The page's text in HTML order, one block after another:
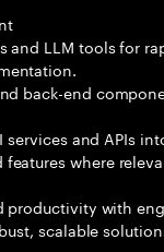
and LLM tools for
back-end
and APIs
where
productivity with
scalable